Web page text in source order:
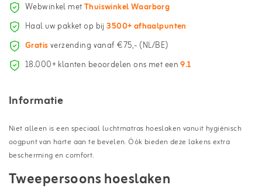
Webwinkel metThuiswinkel Waarborg
Haal uw pakket op bij3500+ afhaalpunten
Gratisverzending vanaf €75,- (NL/BE)
18.000+ klanten beoordelen ons met een9.1
Informatie
Niet alleen is een speciaal luchtmatras hoeslaken vanuit hygiënisch
oogpunt van harte aan te bevelen. Óók bieden deze lakens extra
bescherming en comfort.
Tweepersoons hoeslaken